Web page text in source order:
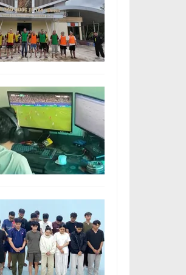
video
ảnh
nghệ
Công nghệ tương lai
phẩm
trường